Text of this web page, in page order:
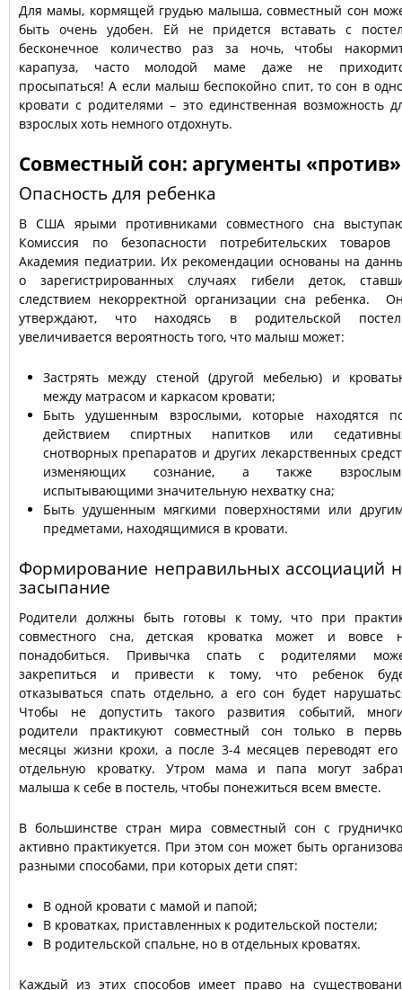
Для мамы, кормящей грудью малыша, совместный сон
быть очень удобен. Ей не придется вставать с
бесконечное количество раз за ночь, чтобы
карапуза, часто молодой маме даже не
просыпаться! А если малыш беспокойно спит, то сон в
кровати с родителями – это единственная возможность
взрослых хоть немного отдохнуть.
Совместный сон: аргументы «против»
Опасность для ребенка
В США ярыми противниками совместного сна
Комиссия по безопасности потребительских
Академия педиатрии. Их рекомендации основаны на
о зарегистрированных случаях гибели деток,
следствием некорректной организации сна ребенка.
утверждают, что находясь в родительской
увеличивается вероятность того, что малыш может:
Застрять между стеной (другой мебелью) и
между матрасом и каркасом кровати;
Быть удушенным взрослыми, которые находятся
действием спиртных напитков или
снотворных препаратов и других лекарственных
изменяющих сознание, а также
испытывающими значительную нехватку сна;
Быть удушенным мягкими поверхностями или
предметами, находящимися в кровати.
Формирование неправильных ассоциаций
засыпание
Родители должны быть готовы к тому, что при
совместного сна, детская кроватка может и вовсе
понадобиться. Привычка спать с родителями
закрепиться и привести к тому, что ребенок
отказываться спать отдельно, а его сон будет
Чтобы не допустить такого развития событий,
родители практикуют совместный сон только в
месяцы жизни крохи, а после 3-4 месяцев переводят
отдельную кроватку. Утром мама и папа могут
малыша к себе в постель, чтобы понежиться всем вместе.
В большинстве стран мира совместный сон с
активно практикуется. При этом сон может быть
разными способами, при которых дети спят:
В одной кровати с мамой и папой;
В кроватках, приставленных к родительской постели;
В родительской спальне, но в отдельных кроватях.
Каждый из этих способов имеет право на